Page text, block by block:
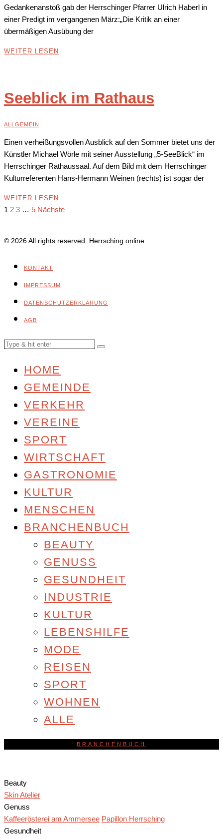
Gedankenanstoß gab der Herrschinger Pfarrer Ulrich Haberl in
einer Predigt im vergangenen März:„Die Kritik an einer
übermäßigen Ausübung der
WEITER LESEN
Seeblick im Rathaus
ALLGEMEIN
Einen verheißungsvollen Ausblick auf den Sommer bietet uns der
Künstler Michael Wörle mit seiner Ausstellung „5-SeeBlick“ im
Herrschinger Rathaussaal. Auf dem Bild mit dem Herrschinger
Kulturreferenten Hans-Hermann Weinen (rechts) ist sogar der
WEITER LESEN
1 2 3 … 5 Nächste
© 2026 All rights reserved. Herrsching.online
KONTAKT
IMPRESSUM
DATENSCHUTZERKLÄRUNG
AGB
HOME
GEMEINDE
VERKEHR
VEREINE
SPORT
WIRTSCHAFT
GASTRONOMIE
KULTUR
MENSCHEN
BRANCHENBUCH
BEAUTY
GENUSS
GESUNDHEIT
INDUSTRIE
KULTUR
LEBENSHILFE
MODE
REISEN
SPORT
WOHNEN
ALLE
BRANCHENBUCH
Beauty
Skin Atelier
Genuss
Kaffeerösterei am Ammersee Papillon Herrsching
Gesundheit